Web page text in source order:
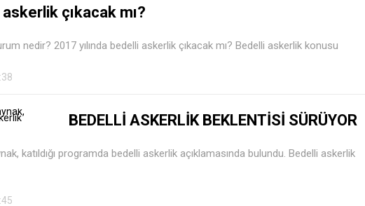
çıkacak mı?
nedir? 2017 yılında bedelli askerlik çıkacak mı? Bedelli askerlik konusu
BEDELLİ ASKERLİK BEKLENTİSİ SÜRÜYOR
katıldığı programda bedelli askerlik açıklamasında bulundu. Bedelli askerlik